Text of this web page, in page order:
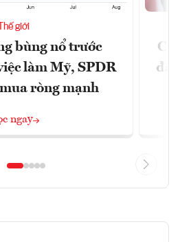
Thế giới
bùng nổ trước
làm Mỹ, SPDR
ròng mạnh
ngay
đã